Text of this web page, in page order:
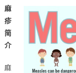
麻
疹
简
介
麻